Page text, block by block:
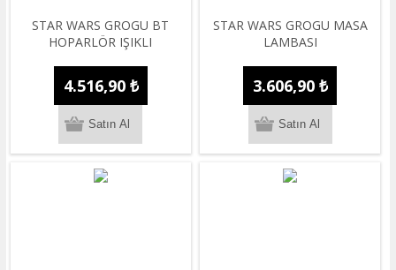
STAR WARS GROGU BT
HOPARLÖR IŞIKLI
4.516,90 ₺
STAR WARS GROGU MASA
LAMBASI
3.606,90 ₺